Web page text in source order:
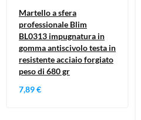
Martello a sfera
professionale Blim
BL0313 impugnatura in
gomma antiscivolo testa in
resistente acciaio forgiato
peso di 680 gr
7,89 €